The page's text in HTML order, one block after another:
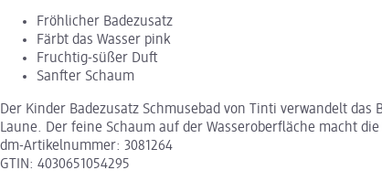
Fröhlicher Badezusatz
Färbt das Wasser pink
Fruchtig-süßer Duft
Sanfter Schaum
Der Kinder Badezusatz Schmusebad von Tinti verwandelt
Laune. Der feine Schaum auf der Wasseroberfläche macht
dm-Artikelnummer: 3081264
GTIN: 4030651054295